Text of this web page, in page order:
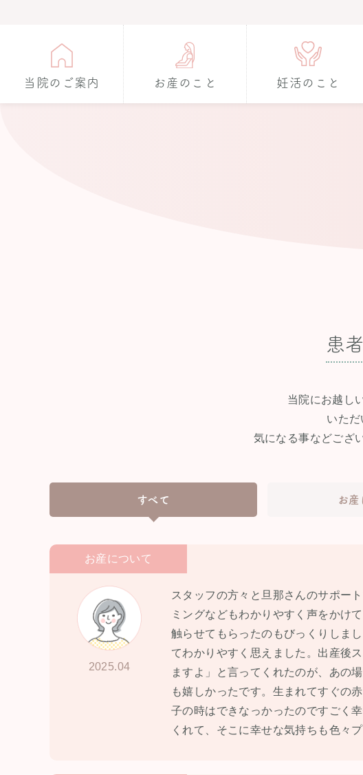
当院のご案内 お産のこと 妊活のこと
患
当院にお越し
いただ
気になる事などござ
すべて お産
お産について
2025.04
スタッフの方々と旦那さんのサポー
ミングなどもわかりやすく声をかけ
触らせてもらったのもびっくりしま
てわかりやすく思えました。出産後
ますよ」と言ってくれたのが、あの
も嬉しかったです。生まれてすぐの
子の時はできなっかったのですごく
くれて、そこに幸せな気持ちも色々